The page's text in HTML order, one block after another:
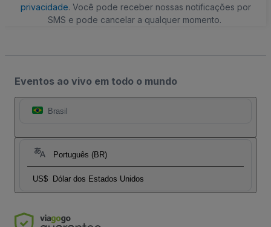
privacidade. Você pode receber nossas notificações por
SMS e pode cancelar a qualquer momento.
Eventos ao vivo em todo o mundo
Brasil
Português (BR)
US$ Dólar dos Estados Unidos